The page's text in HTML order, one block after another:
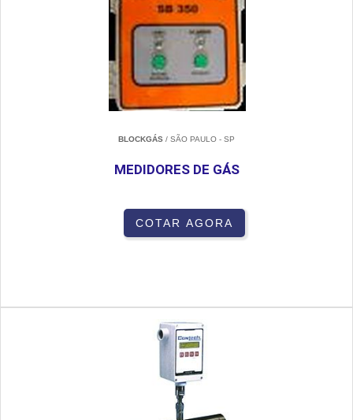
BLOCKGÁS / SÃO PAULO - SP
MEDIDORES DE GÁS
COTAR AGORA